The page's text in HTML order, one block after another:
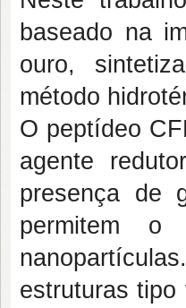
baseado na
ouro,
método
O peptídeo
agente
presença de
permitem o
estruturas